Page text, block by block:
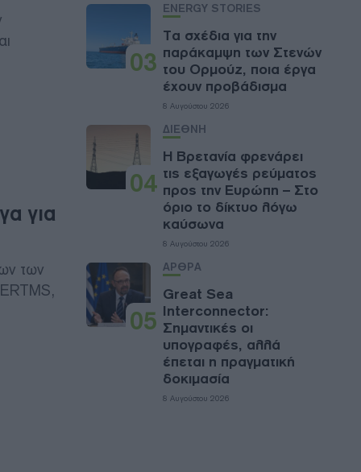
για
των
03
ENERGY STORIES
Τα σχέδια για την
παράκαμψη των Στενών
του Ορμούζ, ποια έργα
έχουν προβάδισμα
8 Αυγούστου 2026
04
ΔΙΕΘΝΗ
Η Βρετανία φρενάρει
τις εξαγωγές ρεύματος
προς την Ευρώπη – Στο
όριο το δίκτυο λόγω
καύσωνα
8 Αυγούστου 2026
05
ΑΡΘΡΑ
Great Sea
Interconnector:
Σημαντικές οι
υπογραφές, αλλά
έπεται η πραγματική
δοκιμασία
8 Αυγούστου 2026